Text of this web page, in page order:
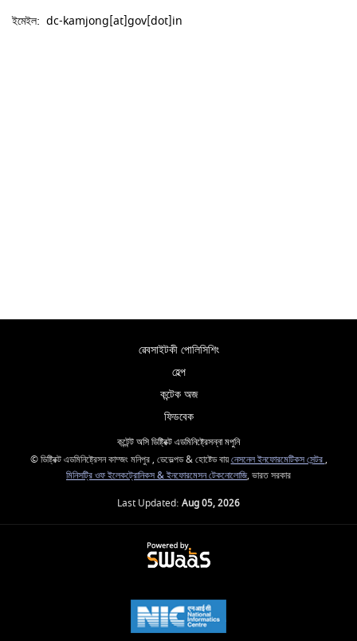
ইমেইল: dc-kamjong[at]gov[dot]in
ৱেবসাইটকী পোলিসিশিং
হেল্প
কন্টেক অজ
ফিডবেক
কন্টেন্ট অসি ডিষ্ট্রিক্ট এডমিনিষ্ট্রেসন্না মপুনি
© ডিষ্ট্রিক্ট এডমিনিষ্ট্রেসন কাম্জং মনিপুর , ডেভেল্পড & হোষ্টেড বায়নেসনেল ইনফোরমেটিকস সেন্টর,
মিনিসট্রি ওফ ইলেকট্রোনিকস & ইনফোরমেসন টেকনোলোজি, ভারত সরকার
Last Updated: Aug 05, 2026